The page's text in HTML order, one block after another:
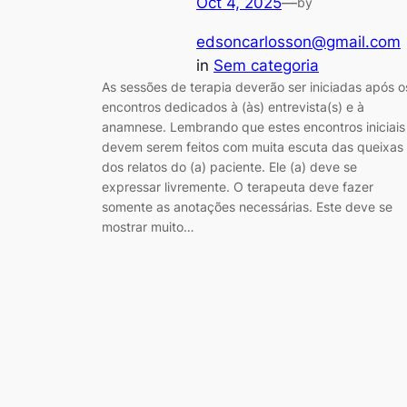
edsoncarlosson@gmail.com
in Sem categoria
As sessões de terapia deverão ser iniciadas após
encontros dedicados à (às) entrevista(s) e à
anamnese. Lembrando que estes encontros iniciais
devem serem feitos com muita escuta das queixas
dos relatos do (a) paciente. Ele (a) deve se
expressar livremente. O terapeuta deve fazer
somente as anotações necessárias. Este deve se
mostrar muito…